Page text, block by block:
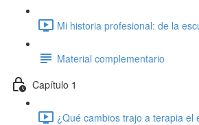
Mi historia profesional: de la
Material complementario
Capítulo 1
¿Qué cambios trajo a terapia el